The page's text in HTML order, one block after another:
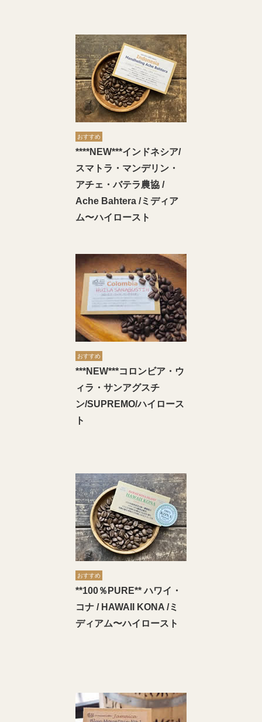
おすすめ
****NEW***インドネシア/
スマトラ・マンデリン・
アチェ・バテラ農協 /
Ache Bahtera /ミディア
ム〜ハイロースト
おすすめ
***NEW***コロンビア・ウ
ィラ・サンアグスチ
ン/SUPREMO/ハイロース
ト
おすすめ
**100％PURE** ハワイ・
コナ / HAWAII KONA /ミ
ディアム〜ハイロースト